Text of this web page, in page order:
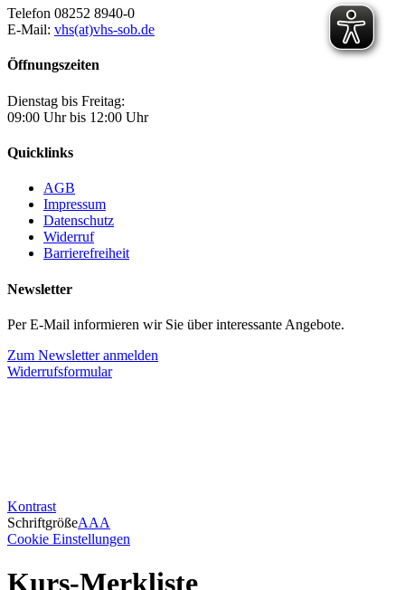
Telefon 08252 8940-0
E-Mail: vhs(at)vhs-sob.de
Öffnungszeiten
Dienstag bis Freitag:
09:00 Uhr bis 12:00 Uhr
Quicklinks
AGB
Impressum
Datenschutz
Widerruf
Barrierefreiheit
Newsletter
Per E-Mail informieren wir Sie über interessante Angebote.
Zum Newsletter anmelden
Widerrufsformular
Kontrast
SchriftgrößeAAA
Cookie Einstellungen
Kurs-Merkliste